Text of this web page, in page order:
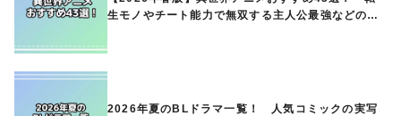
生モノやチート能力で無双する主人公最強などの人
2026年夏のBLドラマ一覧！ 人気コミックの実写